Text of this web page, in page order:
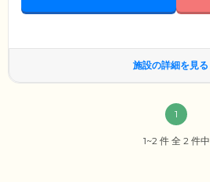
施設の詳細を見る
1
1~2 件 全 2 件中